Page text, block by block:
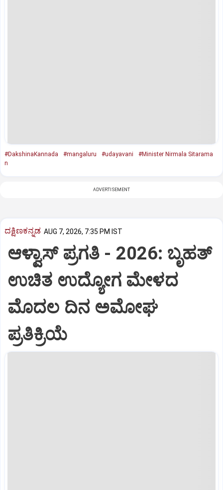
#DakshinaKannada #mangaluru #udayavani
#Minister Nirmala Sitarama
n
ADVERTISEMENT
ದಕ್ಷಿಣಕನ್ನಡ AUG 7, 2026, 7:35 PM IST
ಆಳ್ವಾಸ್‌ ಪ್ರಗತಿ - 2026: ಬೃಹತ್
ಉಚಿತ ಉದ್ಯೋಗ ಮೇಳದ
ಮೊದಲ ದಿನ ಅಮೋಘ
ಪ್ರತಿಕ್ರಿಯೆ